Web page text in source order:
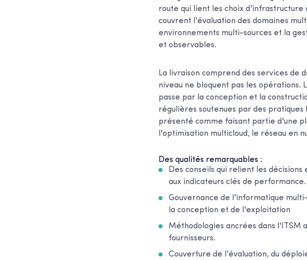
route qui lient les choix
couvrent l'évaluation des domaines
environnements multi-sources et la
et observables.
La livraison comprend des services de
niveau ne bloquent pas les opérations.
passe par la conception et la
régulières soutenues par des
présenté comme faisant partie d'une
l'optimisation multicloud, le réseau en
Des qualités remarquables :
Des conseils qui relient les
aux indicateurs clés de performance.
Gouvernance de l'informatique
la conception et de l'exploitation
Méthodologies ancrées dans l'ITSM
fournisseurs.
Couverture de l'évaluation, du